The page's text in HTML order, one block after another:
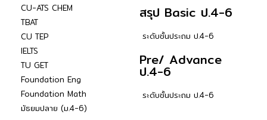
CU-ATS CHEM
TBAT
CU TEP
IELTS
TU GET
Foundation Eng
Foundation Math
มัธยมปลาย (ม.4-6)
สรุป Basic ป.4-6
ระดับชั้นประถม ป.4-6
Pre/ Advance
ป.4-6
ระดับชั้นประถม ป.4-6